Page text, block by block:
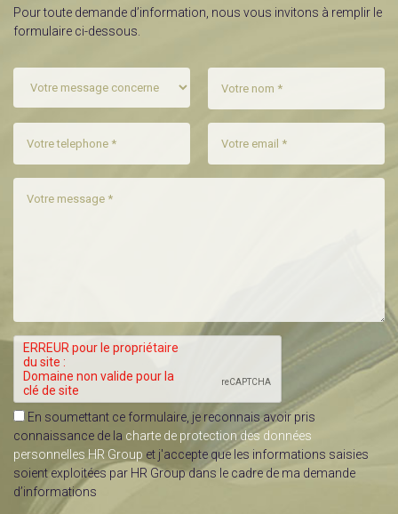
Pour toute demande d’information, nous vous invitons à remplir le
formulaire ci-dessous.
En soumettant ce formulaire, je reconnais avoir pris
connaissance de la charte de protection des données
personnelles HR Group et j'accepte que les informations saisies
soient exploitées par HR Group dans le cadre de ma demande
d’informations